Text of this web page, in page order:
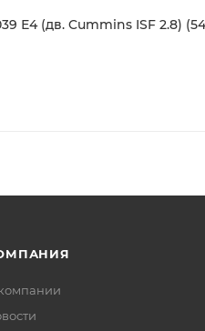
Е4 (дв. Cummins ISF 2.8)